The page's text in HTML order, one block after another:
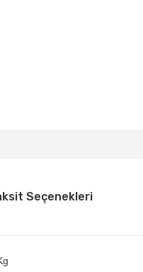
Seçenekleri